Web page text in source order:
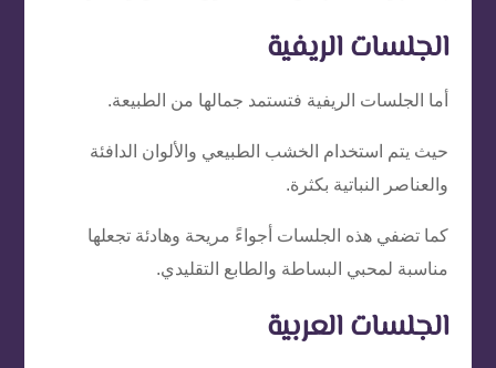
الجلسات الريفية
أما الجلسات الريفية فتستمد جمالها من الطبيعة.
حيث يتم استخدام الخشب الطبيعي والألوان الدافئة
والعناصر النباتية بكثرة.
كما تضفي هذه الجلسات أجواءً مريحة وهادئة تجعلها
مناسبة لمحبي البساطة والطابع التقليدي.
الجلسات العربية